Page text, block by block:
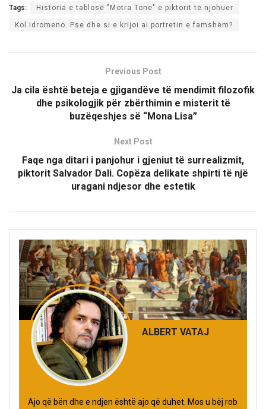
Tags: Historia e tablosë "Motra Tone" e piktorit të njohuer
Kol Idromeno. Pse dhe si e krijoi ai portretin e famshëm?
Previous Post
Ja cila është beteja e gjigandëve të mendimit filozofik
dhe psikologjik për zbërthimin e misterit të
buzëqeshjes së “Mona Lisa”
Next Post
Faqe nga ditari i panjohur i gjeniut të surrealizmit,
piktorit Salvador Dali. Copëza delikate shpirti të një
uragani ndjesor dhe estetik
ALBERT VATAJ
Ajo që bën dhe e ndjen është ajo që duhet. Mos u bëj rob